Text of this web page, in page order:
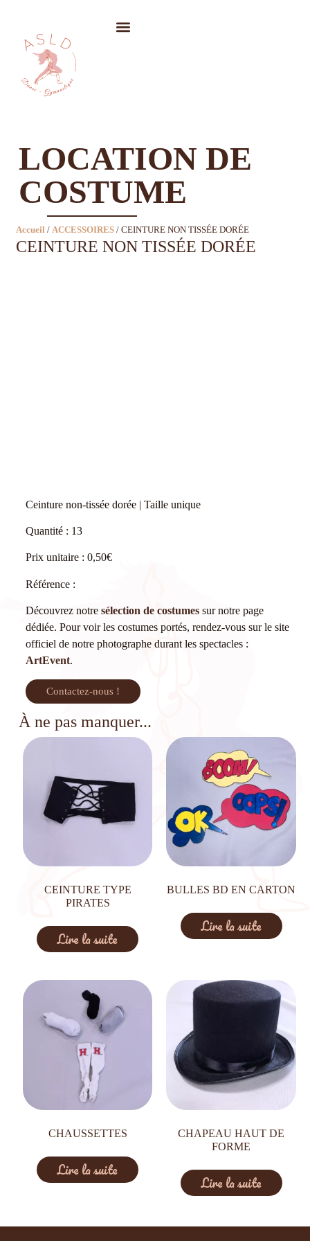
LOCATION DE
COSTUME
Accueil / ACCESSOIRES / CEINTURE NON TISSÉE DORÉE
CEINTURE NON TISSÉE DORÉE
Ceinture non-tissée dorée | Taille unique
Quantité : 13
Prix unitaire : 0,50€
Référence :
Découvrez notre sélection de costumessur notre page
dédiée. Pour voir les costumes portés, rendez-vous sur le site
officiel de notre photographe durant les spectacles :
ArtEvent.
Contactez-nous !
À ne pas manquer...
CEINTURE TYPE
PIRATES
Lire la suite
BULLES BD EN CARTON
Lire la suite
CHAUSSETTES
Lire la suite
CHAPEAU HAUT DE
FORME
Lire la suite